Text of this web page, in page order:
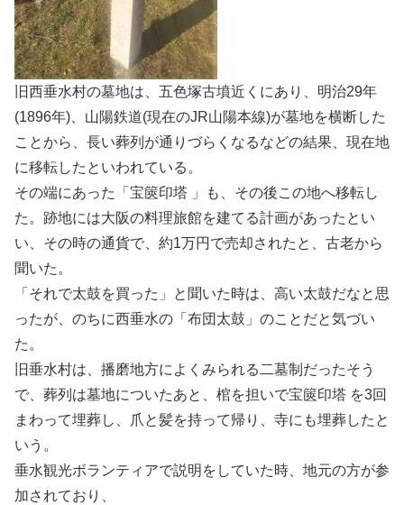
旧西垂水村の墓地は、五色塚古墳近くにあり、明治29年
(1896年)、山陽鉄道(現在のJR山陽本線)が墓地を横断した
ことから、長い葬列が通りづらくなるなどの結果、現在地
に移転したといわれている。
その端にあった「宝篋印塔 」も、その後この地へ移転し
た。跡地には大阪の料理旅館を建てる計画があったとい
い、その時の通貨で、約1万円で売却されたと、古老から
聞いた。
「それで太鼓を買った」と聞いた時は、高い太鼓だなと思
ったが、のちに西垂水の「布団太鼓」のことだと気づい
た。
旧垂水村は、播磨地方によくみられる二墓制だったそう
で、葬列は墓地についたあと、棺を担いで宝篋印塔 を3回
まわって埋葬し、爪と髪を持って帰り、寺にも埋葬したと
いう。
垂水観光ボランティアで説明をしていた時、地元の方が参
加されており、